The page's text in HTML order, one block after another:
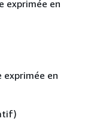
exprimée en
exprimée en